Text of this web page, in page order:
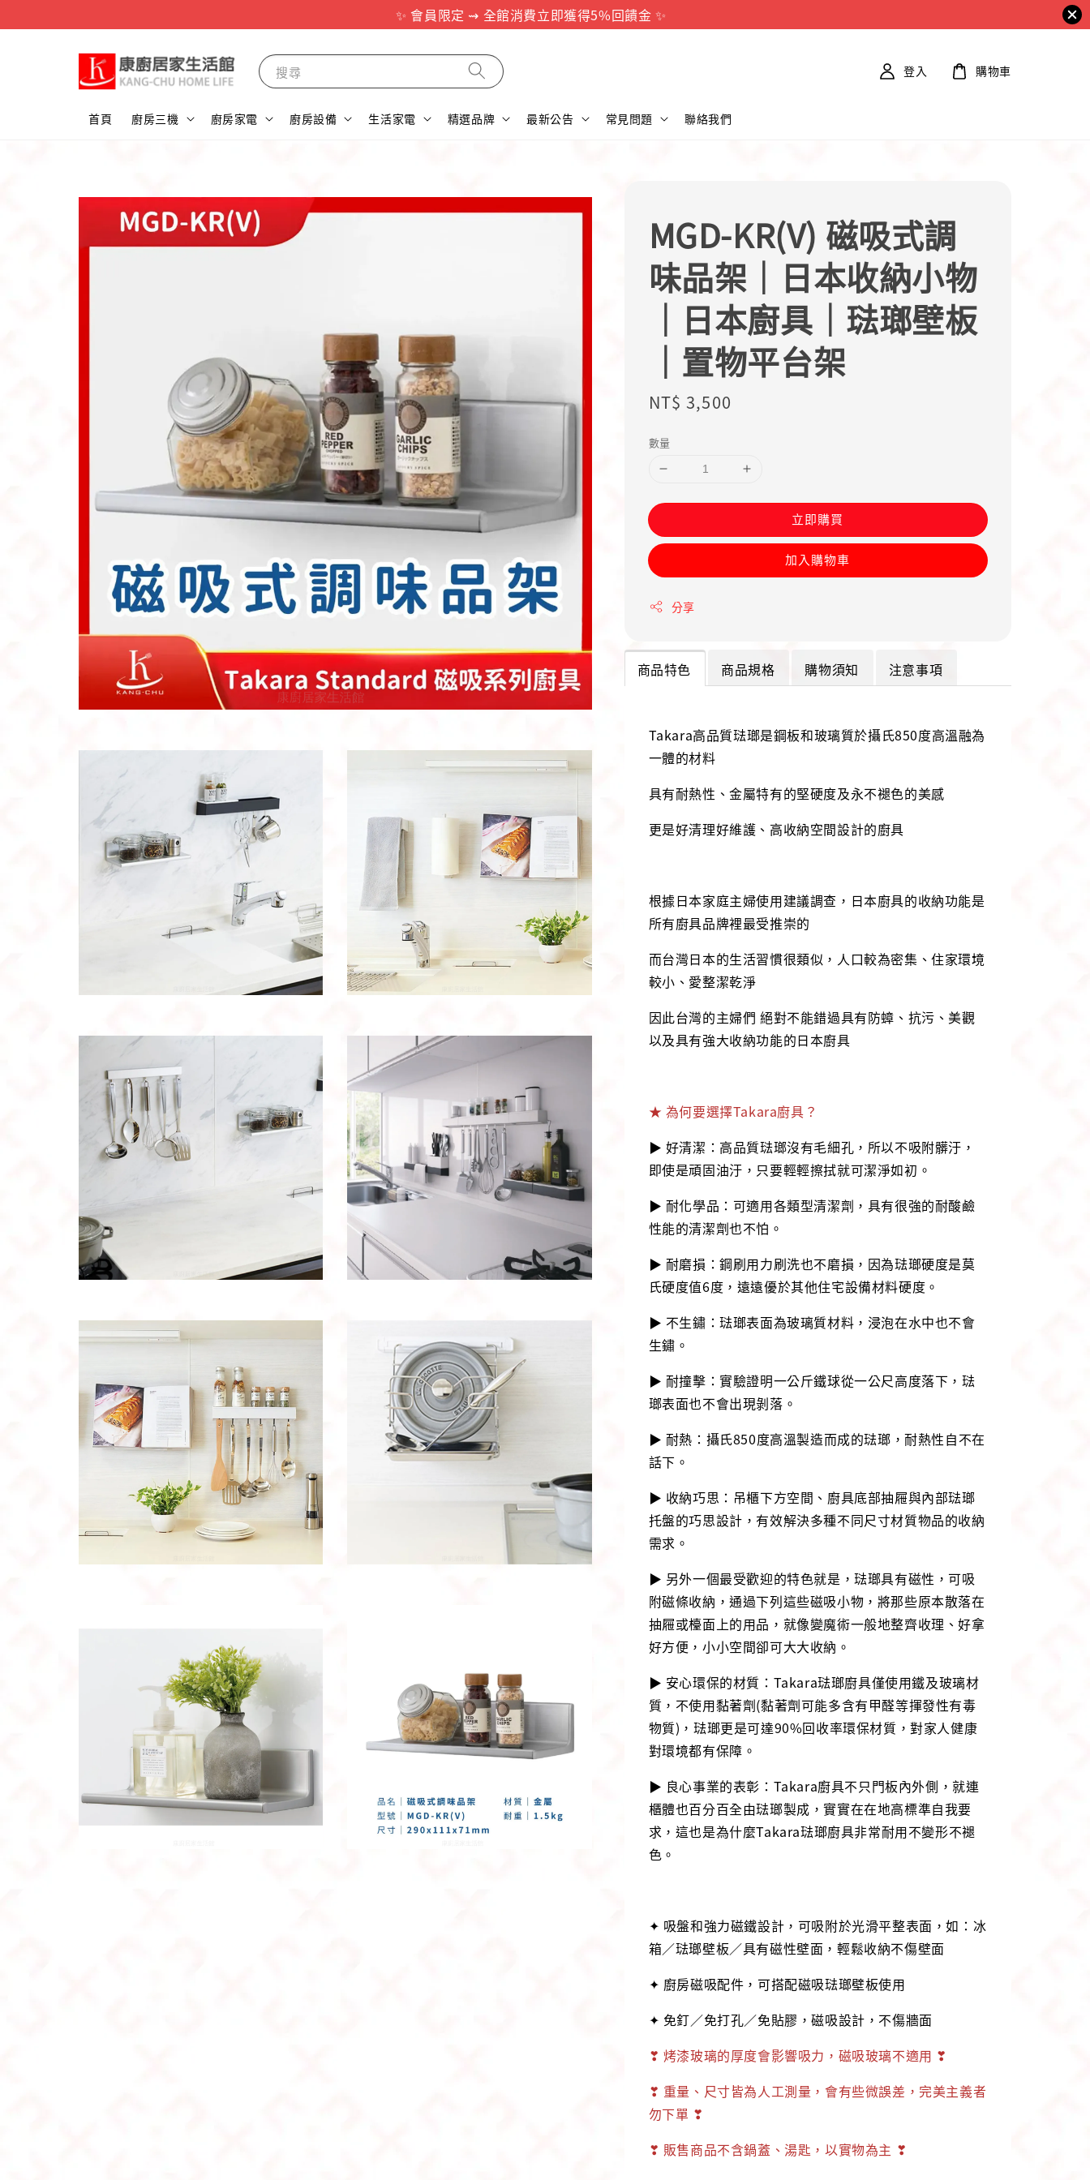
✨ 會員限定 ⇝ 全館消費立即獲得5%回饋金 ✨
搜尋
首頁 廚房三機 廚房家電 廚房設備 生活家電 精選品牌 最新公告 常見問題 聯絡我們
登入 購物車
MGD-KR(V) 磁吸式調
味品架｜日本收納小物
｜日本廚具｜琺瑯壁板
｜置物平台架
Regular
NT$ 3,500
數量
立即購買
加入購物車
分享
商品特色 商品規格 購物須知 注意事項
Takara高品質琺瑯是鋼板和玻璃質於攝氏850度高溫融為
一體的材料
具有耐熱性、金屬特有的堅硬度及永不褪色的美感
更是好清理好維護、高收納空間設計的廚具
根據日本家庭主婦使用建議調查，日本廚具的收納功能是
所有廚具品牌裡最受推崇的
而台灣日本的生活習慣很類似，人口較為密集、住家環境
較小、愛整潔乾淨
因此台灣的主婦們 絕對不能錯過具有防蟑、抗污、美觀
以及具有強大收納功能的日本廚具
★ 為何要選擇Takara廚具？
▶ 好清潔：高品質琺瑯沒有毛細孔，所以不吸附髒汙，
即使是頑固油汙，只要輕輕擦拭就可潔淨如初。
▶ 耐化學品：可適用各類型清潔劑，具有很強的耐酸鹼
性能的清潔劑也不怕。
▶ 耐磨損：鋼刷用力刷洗也不磨損，因為琺瑯硬度是莫
氏硬度值6度，遠遠優於其他住宅設備材料硬度。
▶ 不生鏽：琺瑯表面為玻璃質材料，浸泡在水中也不會
生鏽。
▶ 耐撞擊：實驗證明一公斤鐵球從一公尺高度落下，琺
瑯表面也不會出現剝落。
▶ 耐熱：攝氏850度高溫製造而成的琺瑯，耐熱性自不在
話下。
▶ 收納巧思：吊櫃下方空間、廚具底部抽屜與內部琺瑯
托盤的巧思設計，有效解決多種不同尺寸材質物品的收納
需求。
▶ 另外一個最受歡迎的特色就是，琺瑯具有磁性，可吸
附磁條收納，通過下列這些磁吸小物，將那些原本散落在
抽屜或檯面上的用品，就像變魔術一般地整齊收理、好拿
好方便，小小空間卻可大大收納。
▶ 安心環保的材質：Takara琺瑯廚具僅使用鐵及玻璃材
質，不使用黏著劑(黏著劑可能多含有甲醛等揮發性有毒
物質)，琺瑯更是可達90%回收率環保材質，對家人健康
對環境都有保障。
▶ 良心事業的表彰：Takara廚具不只門板內外側，就連
櫃體也百分百全由琺瑯製成，實實在在地高標準自我要
求，這也是為什麼Takara琺瑯廚具非常耐用不變形不褪
色。
✦ 吸盤和強力磁鐵設計，可吸附於光滑平整表面，如：冰
箱／琺瑯壁板／具有磁性壁面，輕鬆收納不傷壁面
✦ 廚房磁吸配件，可搭配磁吸琺瑯壁板使用
✦ 免釘／免打孔／免貼膠，磁吸設計，不傷牆面
❣ 烤漆玻璃的厚度會影響吸力，磁吸玻璃不適用 ❣
❣ 重量、尺寸皆為人工測量，會有些微誤差，完美主義者
勿下單 ❣
❣ 販售商品不含鍋蓋、湯匙，以實物為主 ❣